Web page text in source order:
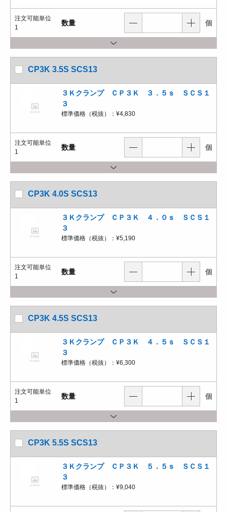
注文可能単位
1
数量 個
CP3K 3.5S SCS13
３Ｋクランプ ＣＰ３Ｋ ３．５ｓ ＳＣＳ１
３
標準価格（税抜）： ¥4,830
注文可能単位
1
数量 個
CP3K 4.0S SCS13
３Ｋクランプ ＣＰ３Ｋ ４．０ｓ ＳＣＳ１
３
標準価格（税抜）： ¥5,190
注文可能単位
1
数量 個
CP3K 4.5S SCS13
３Ｋクランプ ＣＰ３Ｋ ４．５ｓ ＳＣＳ１
３
標準価格（税抜）： ¥6,300
注文可能単位
1
数量 個
CP3K 5.5S SCS13
３Ｋクランプ ＣＰ３Ｋ ５．５ｓ ＳＣＳ１
３
標準価格（税抜）： ¥9,040